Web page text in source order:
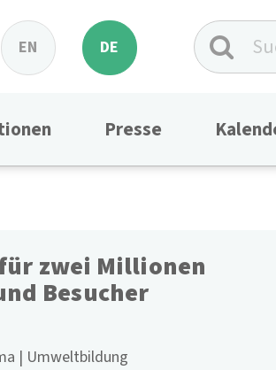
EN DE
Presse
zwei Millionen
Besucher
Umweltbildung